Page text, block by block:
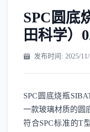
SPC圆底
田科学）
发布时间: 2025/
SPC圆底烧瓶
一款玻璃材质的圆
符合SPC标准的T